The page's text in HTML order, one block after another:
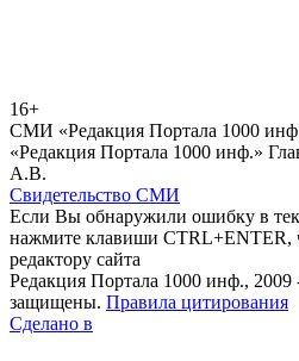
16+
СМИ «Редакция Портала 1000
«Редакция Портала 1000 инф.»
А.В.
Свидетельство СМИ
Если Вы обнаружили ошибку в
нажмите клавиши CTRL+ENTER,
редактору сайта
Редакция Портала 1000 инф., 2009
защищены. Правила цитирования
Сделано в